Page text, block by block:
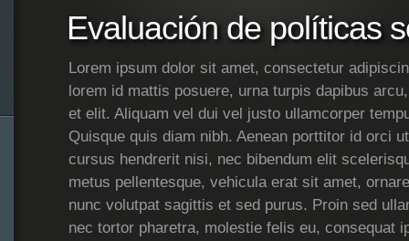
Evaluación de políticas
Lorem ipsum dolor sit amet, consectetur
lorem id mattis posuere, urna turpis dapibus
et elit. Aliquam vel dui vel justo ullamcorper
Quisque quis diam nibh. Aenean porttitor id orci
cursus hendrerit nisi, nec bibendum elit
metus pellentesque, vehicula erat sit amet,
nunc volutpat sagittis et sed purus. Proin sed
nec tortor pharetra, molestie felis eu, consequat